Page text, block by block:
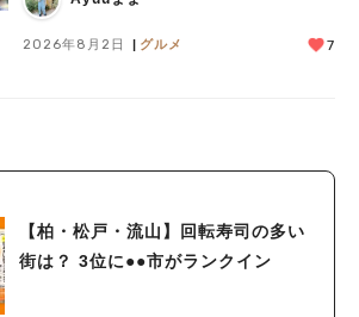
2026年8月2日 グルメ 7
【柏・松戸・流山】回転寿司の多い
街は？ 3位に●●市がランクイン